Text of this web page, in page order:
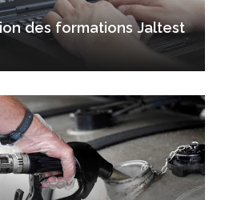
des formations Jaltest